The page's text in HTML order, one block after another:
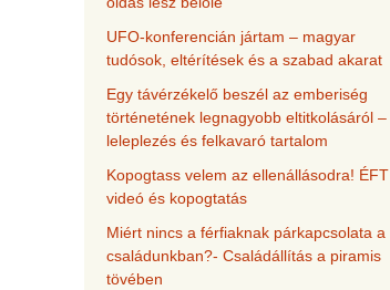
UFO-konferencián jártam – magyar
tudósok, eltérítések és a szabad akarat
Egy távérzékelő beszél az emberiség
történetének legnagyobb eltitkolásáról –
leleplezés és felkavaró tartalom
Kopogtass velem az ellenállásodra! ÉFT
videó és kopogtatás
Miért nincs a férfiaknak párkapcsolata a
családunkban?- Családállítás a piramis
tövében